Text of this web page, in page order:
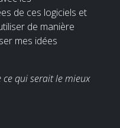
de ces logiciels et
de manière
mes idées
qui serait le mieux